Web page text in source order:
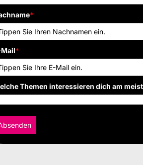
*
*
Themen interessieren dich am